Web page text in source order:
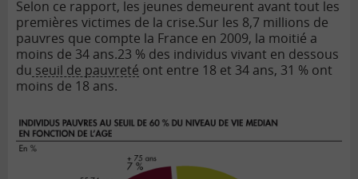
Selon ce rapport, les jeunes demeurent avant tout les
premières victimes de la crise.Sur les 8,7 millions de
pauvres que compte la France en 2009, la moitié a
moins de 34 ans.23 % des individus vivant en dessous
du seuil de pauvreté ont entre 18 et 34 ans, 31 % ont
moins de 18 ans.